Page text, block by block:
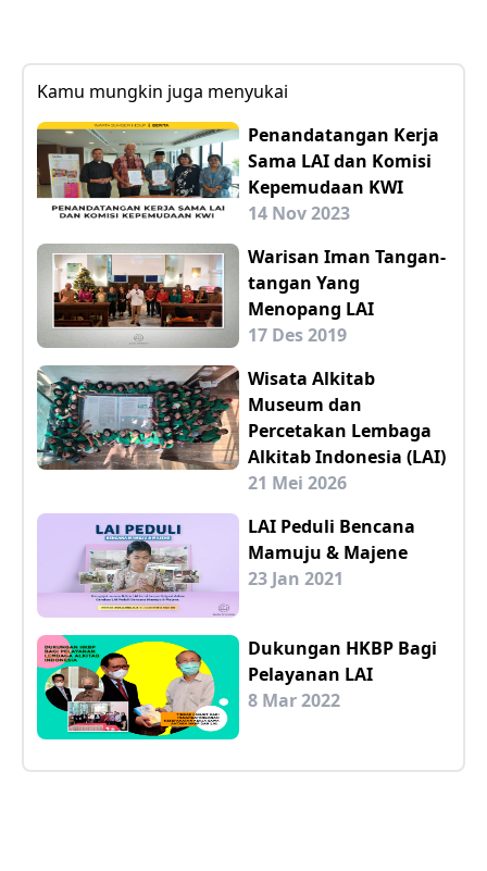
Kamu mungkin juga menyukai
Penandatangan Kerja
Sama LAI dan Komisi
Kepemudaan KWI
14 Nov 2023
Warisan Iman Tangan-
tangan Yang
Menopang LAI
17 Des 2019
Wisata Alkitab
Museum dan
Percetakan Lembaga
Alkitab Indonesia (LAI)
21 Mei 2026
LAI Peduli Bencana
Mamuju & Majene
23 Jan 2021
Dukungan HKBP Bagi
Pelayanan LAI
8 Mar 2022